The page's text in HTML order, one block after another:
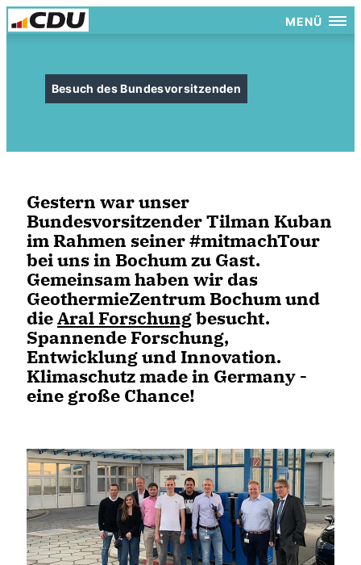
MENÜ
Besuch des Bundesvorsitzenden
Gestern war unser
Bundesvorsitzender Tilman Kuban
im Rahmen seiner #mitmachTour
bei uns in Bochum zu Gast.
Gemeinsam haben wir das
GeothermieZentrum Bochum und
dieAral Forschungbesucht.
Spannende Forschung,
Entwicklung und Innovation.
Klimaschutz made in Germany -
eine große Chance!